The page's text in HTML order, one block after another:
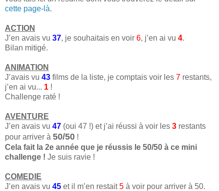
cette page-là.
ACTION
J’en avais vu 37, je souhaitais en voir 6, j’en ai vu 4.
Bilan mitigé.
ANIMATION
J’avais vu 43 films de la liste, je comptais voir les 7 restants,
j’en ai vu... 1 !
Challenge raté !
AVENTURE
J’en avais vu 47 (oui 47 !) et j’ai réussi à voir les 3 restants
pour arriver à 50/50 !
Cela fait la 2e année que je réussis le 50/50 à ce mini
challenge ! Je suis ravie !
COMEDIE
J’en avais vu 45 et il m’en restait5 à voir pour arriver à 50.